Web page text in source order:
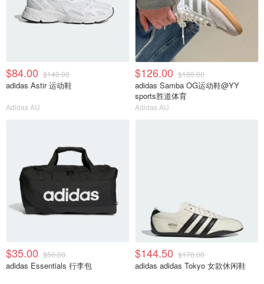
$84.00 $140.00
adidas Astir 运动鞋
Adidas AU
$126.00 $180.00
adidas Samba OG运动鞋@YY
sports胜道体育
Adidas AU
$35.00 $50.00
adidas Essentials 行李包
$144.50 $170.00
adidas adidas Tokyo 女款休闲鞋